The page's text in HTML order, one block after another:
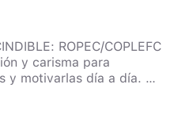
ROPEC/COPLEFC
y carisma para
y motivarlas día a día. •
• Pasión